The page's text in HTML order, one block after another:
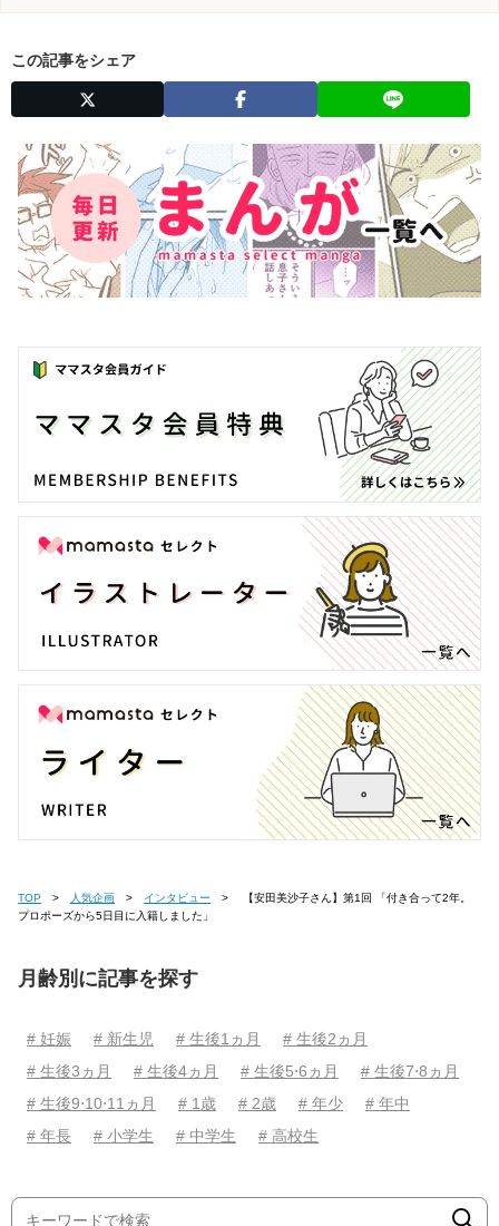
この記事をシェア
TOP 人気企画 インタビュー
プロポーズから5日目に入籍しました」
月齢別に記事を探す
# 妊娠 # 新生児 # 生後1ヵ月
# 生後2ヵ月
# 生後3ヵ月
# 生後4ヵ月 # 生後5⋅6ヵ月
# 生後7⋅8ヵ月
# 生後9⋅10⋅11ヵ月
# 1歳 # 2歳 # 年少
# 年中
# 年長
# 小学生 # 中学生 # 高校生